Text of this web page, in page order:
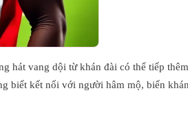
hát vang dội từ khán đài có thể tiếp
biết kết nối với người hâm mộ, biến